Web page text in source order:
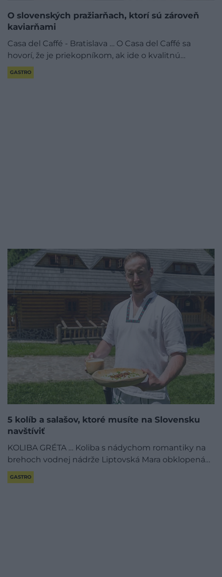
O slovenských pražiarňach, ktorí sú zároveň
kaviarňami
Casa del Caffé - Bratislava … ​O Casa del Caffé sa
hovorí, že je priekopníkom, ak ide o kvalitnú…
GASTRO
5 kolíb a salašov, ktoré musíte na Slovensku
navštíviť
KOLIBA GRÉTA … Koliba s nádychom romantiky na
brehoch vodnej nádrže Liptovská Mara obklopená…
GASTRO